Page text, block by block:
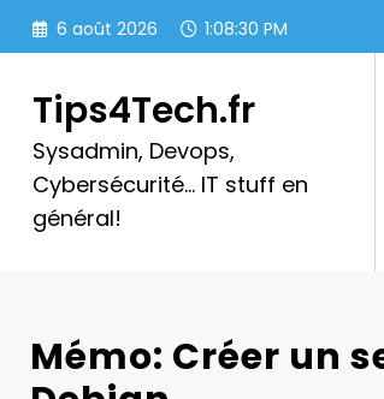
Aller
6 août 2026 1:08:31 PM
Tips4Tech.fr
Sysadmin, Devops,
Cybersécurité… IT stuff en
général!
Mémo: Créer un